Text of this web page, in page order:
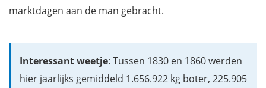
marktdagen aan de man gebracht.
Interessant weetje: Tussen 1830 en 1860 werden
hier jaarlijks gemiddeld 1.656.922 kg boter, 225.905